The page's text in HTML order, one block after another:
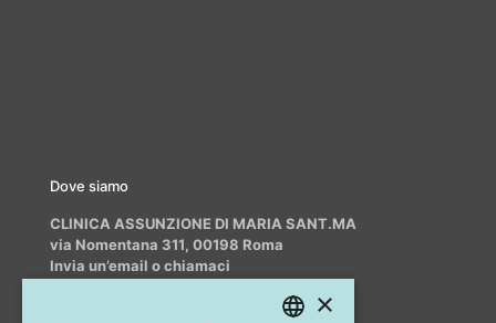
Dove siamo
CLINICA ASSUNZIONE DI MARIA SANT.MA
via Nomentana 311, 00198 Roma
Invia un’email o chiamaci
×